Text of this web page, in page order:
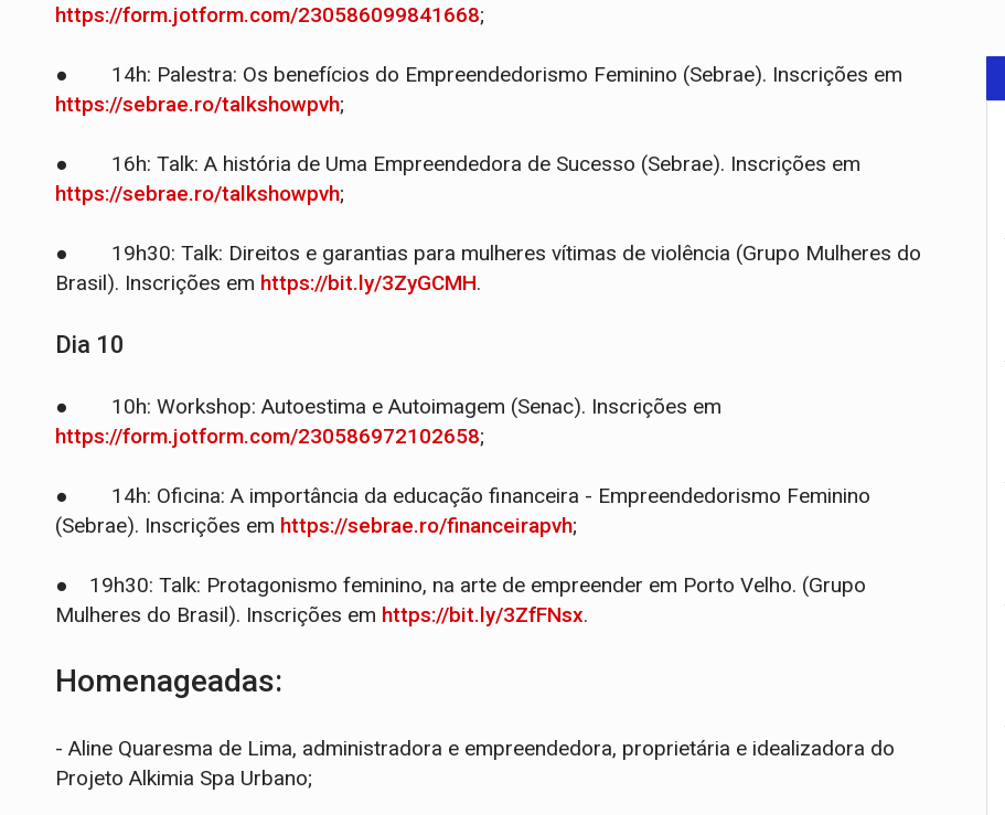
https://form.jotform.com/230586099841668;
● 14h: Palestra: Os benefícios do Empreendedorismo Feminino (Sebrae). Inscrições em
https://sebrae.ro/talkshowpvh;
● 16h: Talk: A história de Uma Empreendedora de Sucesso (Sebrae). Inscrições em
https://sebrae.ro/talkshowpvh;
● 19h30: Talk: Direitos e garantias para mulheres vítimas de violência (Grupo Mulheres do
Brasil). Inscrições em https://bit.ly/3ZyGCMH.
Dia 10
● 10h: Workshop: Autoestima e Autoimagem (Senac). Inscrições em
https://form.jotform.com/230586972102658;
● 14h: Oficina: A importância da educação financeira - Empreendedorismo Feminino
(Sebrae). Inscrições em https://sebrae.ro/financeirapvh;
● 19h30: Talk: Protagonismo feminino, na arte de empreender em Porto Velho. (Grupo
Mulheres do Brasil). Inscrições em https://bit.ly/3ZfFNsx.
Homenageadas:
- Aline Quaresma de Lima, administradora e empreendedora, proprietária e idealizadora do
Projeto Alkimia Spa Urbano;